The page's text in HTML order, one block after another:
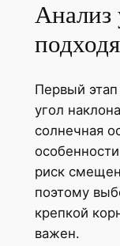
Анализ
Первый
угол
солнечная
риск
поэтому
крепкой
важен.